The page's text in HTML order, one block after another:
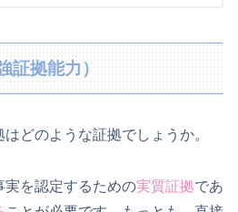
証拠能力）
どのような証拠でしょうか。
実を認定するための実質証拠であ